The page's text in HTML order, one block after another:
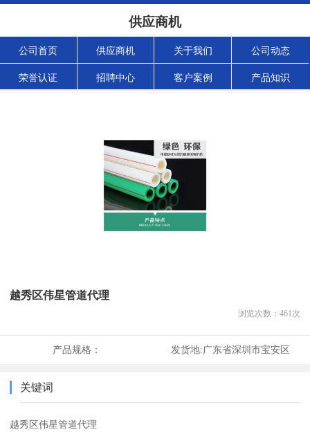
供应商机
公司首页 供应商机 关于我们 公司动态
荣誉认证 招聘中心 客户案例 产品知识
越秀区伟星管道代理
浏览次数： 461次
产品规格： 发货地:广东省深圳市宝安区
关键词
越秀区伟星管道代理